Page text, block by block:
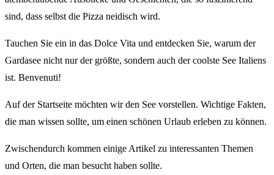
sind, dass selbst die Pizza neidisch wird.
Tauchen Sie ein in das Dolce Vita und entdecken Sie, warum der
Gardasee nicht nur der größte, sondern auch der coolste See Italiens
ist. Benvenuti!
Auf der Startseite möchten wir den See vorstellen. Wichtige Fakten,
die man wissen sollte, um einen schönen Urlaub erleben zu können.
Zwischendurch kommen einige Artikel zu interessanten Themen
und Orten, die man besucht haben sollte.